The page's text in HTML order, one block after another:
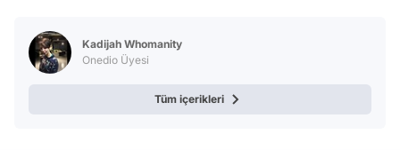
Kadijah Whomanity
Onedio Üyesi
Tüm içerikleri